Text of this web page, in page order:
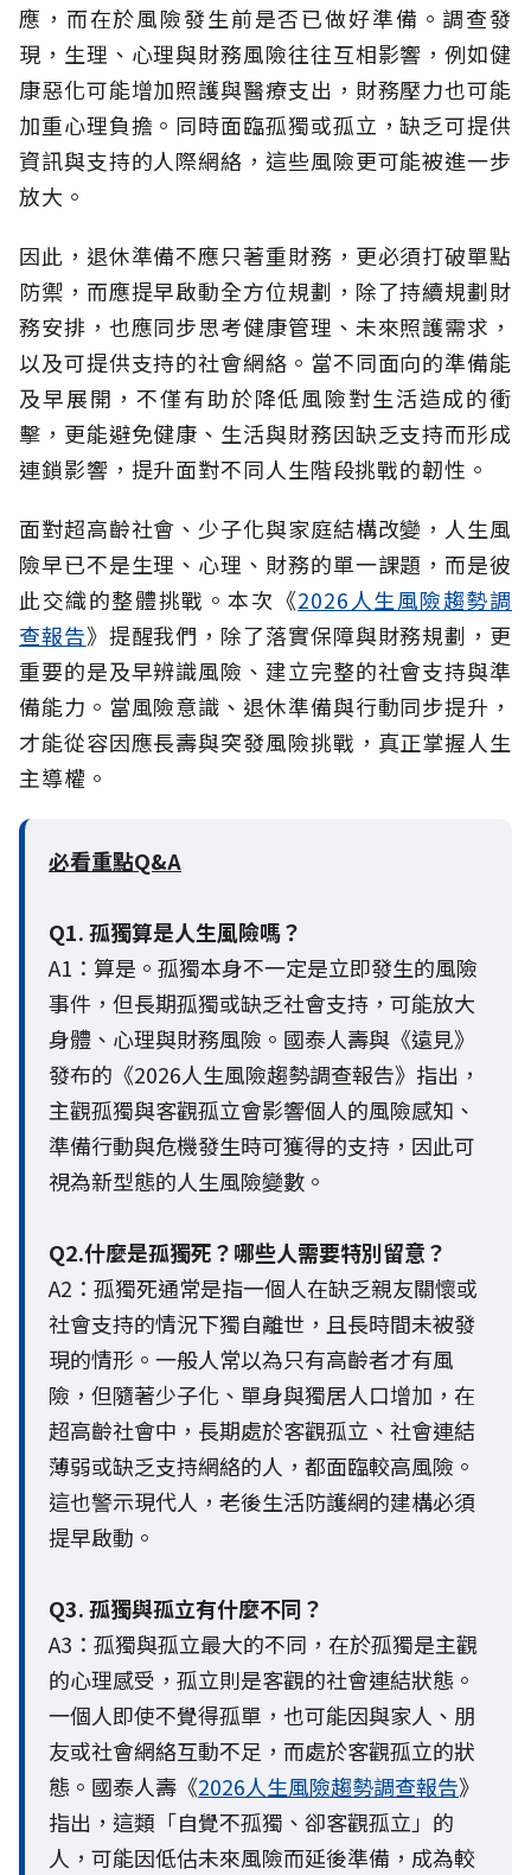
應，而在於風險發生前是否已做好準備。調查發
現，生理、心理與財務風險往往互相影響，例如健
康惡化可能增加照護與醫療支出，財務壓力也可能
加重心理負擔。同時面臨孤獨或孤立，缺乏可提供
資訊與支持的人際網絡，這些風險更可能被進一步
放大。
因此，退休準備不應只著重財務，更必須打破單點
防禦，而應提早啟動全方位規劃，除了持續規劃財
務安排，也應同步思考健康管理、未來照護需求，
以及可提供支持的社會網絡。當不同面向的準備能
及早展開，不僅有助於降低風險對生活造成的衝
擊，更能避免健康、生活與財務因缺乏支持而形成
連鎖影響，提升面對不同人生階段挑戰的韌性。
面對超高齡社會、少子化與家庭結構改變，人生風
險早已不是生理、心理、財務的單一課題，而是彼
此交織的整體挑戰。本次《2026人生風險趨勢調
查報告》提醒我們，除了落實保障與財務規劃，更
重要的是及早辨識風險、建立完整的社會支持與準
備能力。當風險意識、退休準備與行動同步提升，
才能從容因應長壽與突發風險挑戰，真正掌握人生
主導權。
必看重點Q&A
Q1. 孤獨算是人生風險嗎？
A1：算是。孤獨本身不一定是立即發生的風險
事件，但長期孤獨或缺乏社會支持，可能放大
身體、心理與財務風險。國泰人壽與《遠見》
發布的《2026人生風險趨勢調查報告》指出，
主觀孤獨與客觀孤立會影響個人的風險感知、
準備行動與危機發生時可獲得的支持，因此可
視為新型態的人生風險變數。
Q2.什麼是孤獨死？哪些人需要特別留意？
A2：孤獨死通常是指一個人在缺乏親友關懷或
社會支持的情況下獨自離世，且長時間未被發
現的情形。一般人常以為只有高齡者才有風
險，但隨著少子化、單身與獨居人口增加，在
超高齡社會中，長期處於客觀孤立、社會連結
薄弱或缺乏支持網絡的人，都面臨較高風險。
這也警示現代人，老後生活防護網的建構必須
提早啟動。
Q3. 孤獨與孤立有什麼不同？
A3：孤獨與孤立最大的不同，在於孤獨是主觀
的心理感受，孤立則是客觀的社會連結狀態。
一個人即使不覺得孤單，也可能因與家人、朋
友或社會網絡互動不足，而處於客觀孤立的狀
態。國泰人壽《2026人生風險趨勢調查報告》
指出，這類「自覺不孤獨、卻客觀孤立」的
人，可能因低估未來風險而延後準備，成為較